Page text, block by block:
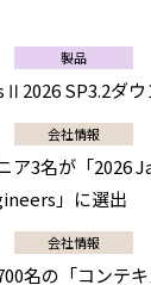
製品
SP3.2ダ
会社情報
ア3名が「2026
」に選出
会社情報
名の「コンテ